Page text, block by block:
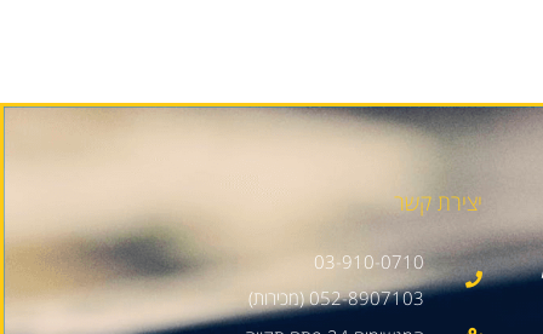
יצירת קשר
03-910-0710
052-8907103 (מכירות)